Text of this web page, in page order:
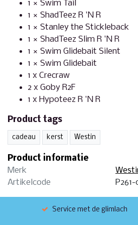
1 × Swim Tail
1 × ShadTeez R 'N R
1 × Stanley the Stickleback
1 × ShadTeez Slim R 'N R
1 × Swim Glidebait Silent
1 × Swim Glidebait
1 x Crecraw
2 x Goby R2F
1 x Hypoteez R 'N R
Product tags
cadeau kerst Westin
Product informatie
Merk
Artikelcode
Service met de glimlach